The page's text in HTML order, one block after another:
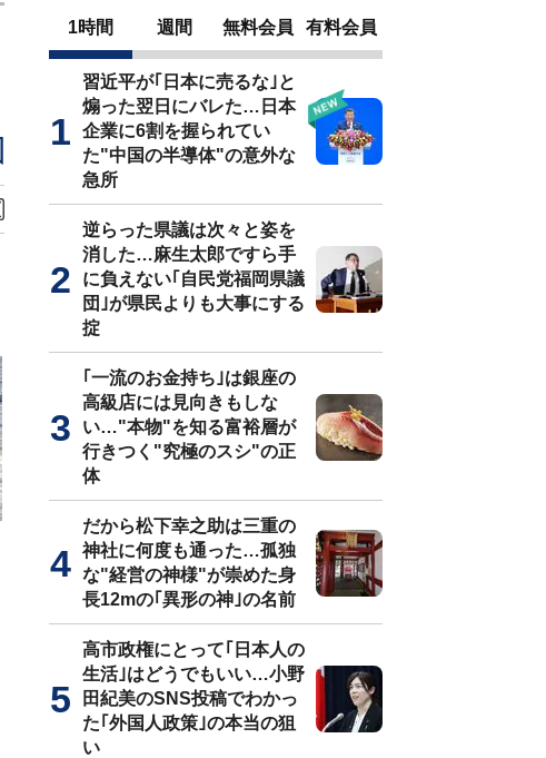
1時間 週間 無料会員 有料会員
習近平が｢日本に売るな｣と
煽った翌日にバレた…日本
企業に6割を握られてい
た"中国の半導体"の意外な
急所
逆らった県議は次々と姿を
消した…麻生太郎ですら手
に負えない｢自民党福岡県議
団｣が県民よりも大事にする
掟
｢一流のお金持ち｣は銀座の
高級店には見向きもしな
い…"本物"を知る富裕層が
行きつく"究極のスシ"の正
体
だから松下幸之助は三重の
神社に何度も通った…孤独
な"経営の神様"が崇めた身
長12mの｢異形の神｣の名前
高市政権にとって｢日本人の
生活｣はどうでもいい…小野
田紀美のSNS投稿でわかっ
た｢外国人政策｣の本当の狙
い